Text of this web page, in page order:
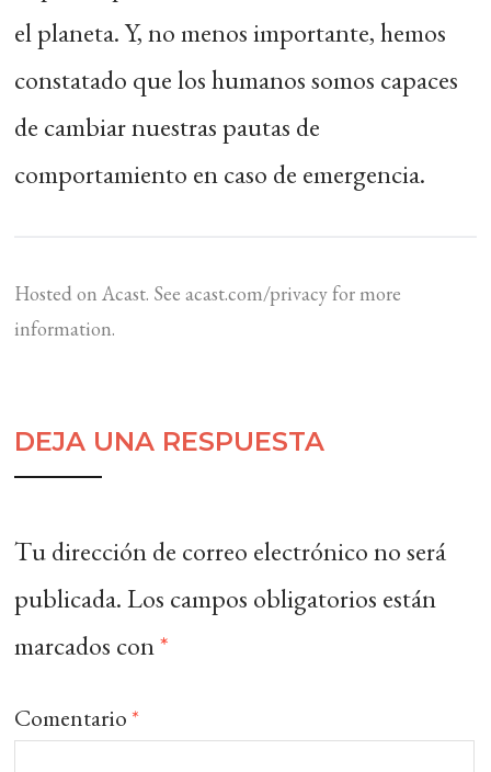
el planeta. Y, no menos importante, hemos
constatado que los humanos somos capaces
de cambiar nuestras pautas de
comportamiento en caso de emergencia.
Hosted on Acast. Seeacast.com/privacyfor more
information.
DEJA UNA RESPUESTA
Tu dirección de correo electrónico no será
publicada. Los campos obligatorios están
marcados con*
Comentario *